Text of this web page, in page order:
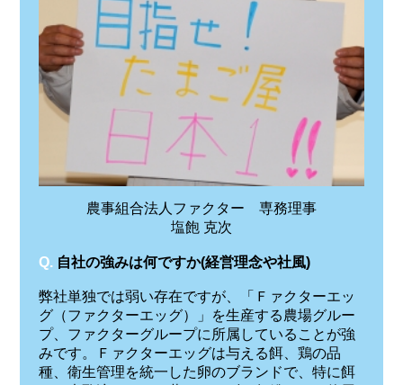
農事組合法人ファクター 専務理事
塩飽 克次
Q. 自社の強みは何ですか(経営理念や社風)
弊社単独では弱い存在ですが、「Ｆァクターエッ
グ（ファクターエッグ）」を生産する農場グルー
プ、ファクターグループに所属していることが強
みです。Ｆァクターエッグは与える餌、鶏の品
種、衛生管理を統一した卵のブランドで、特に餌